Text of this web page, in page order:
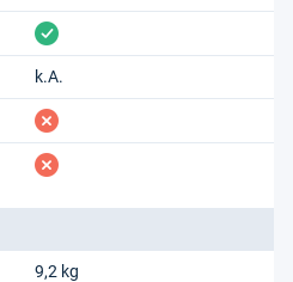
vorhanden
k.A.
fehlt
fehlt
9,2 kg